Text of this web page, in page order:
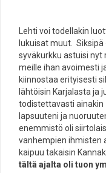
Lehti voi todellakin
lukuisat muut.
syväkurkku astuisi nyt
meille ihan avoimesti
kiinnostaa erityisesti
lähtöisin Karjalasta ja
todistettavasti ainakin
lapsuuteni ja
enemmistö oli
vanhempien ihmisten
kaipuu takaisin
tältä ajalta oli tuon